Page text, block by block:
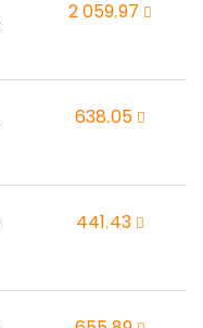
2 059,97
638,05
441,43